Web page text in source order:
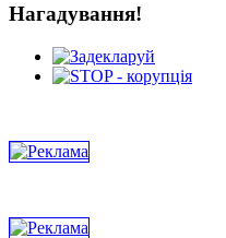
Нагадування!